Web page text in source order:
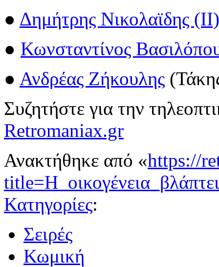
● Δημήτρης Νικολαϊδης (II)
● Κωνσταντίνος
● Ανδρέας Ζήκουλης
Συζητήστε για την
Retromaniax.gr
Ανακτήθηκε από «https://
Κατηγορίες:
Σειρές
Κωμική